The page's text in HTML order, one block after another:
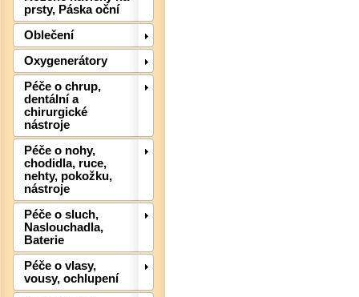
prsty, Páska oční
Oblečení
Oxygenerátory
Péče o chrup,
dentální a
chirurgické
nástroje
Péče o nohy,
chodidla, ruce,
nehty, pokožku,
nástroje
Péče o sluch,
Naslouchadla,
Baterie
Péče o vlasy,
vousy, ochlupení